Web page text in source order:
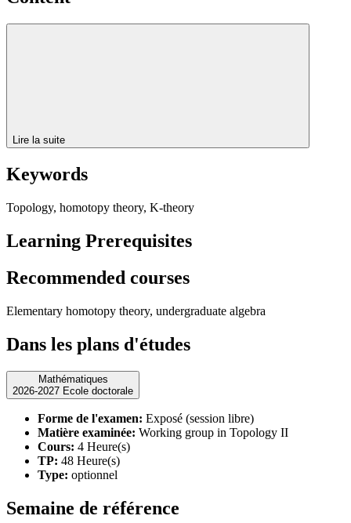
Lire la suite
Keywords
Topology, homotopy theory, K-theory
Learning Prerequisites
Recommended courses
Elementary homotopy theory, undergraduate algebra
Dans les plans d'études
Mathématiques
2026-2027 Ecole doctorale
Forme de l'examen: Exposé (session libre)
Matière examinée: Working group in Topology II
Cours: 4 Heure(s)
TP: 48 Heure(s)
Type: optionnel
Semaine de référence